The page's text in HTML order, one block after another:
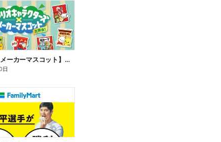
【サンリオ×メーカーマスコット】オリジナルグッズ貰える!
日